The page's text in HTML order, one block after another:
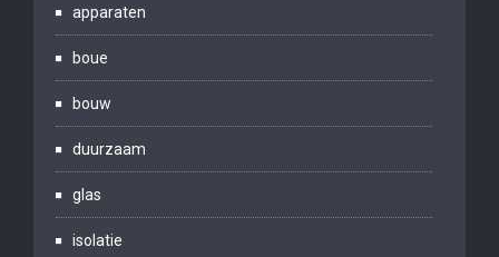
apparaten
boue
bouw
duurzaam
glas
isolatie